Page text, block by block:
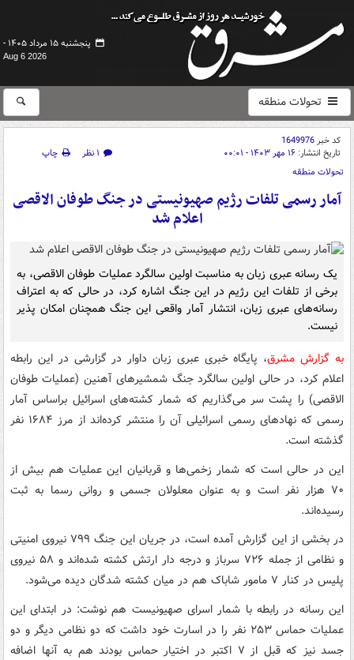
پنجشنبه ۱۵ مرداد ۱۴۰۵ -
Aug 6 2026
تحولات منطقه
کد خبر1649976
تاریخ انتشار: ۱۶ مهر ۱۴۰۳ - ۰۰:۰۱ ۱ نظر
چاپ
تحولات منطقه
آمار رسمی تلفات رژیم صهیونیستی در جنگ طوفان الاقصی
اعلام شد
یک رسانه عبری زبان به مناسبت اولین سالگرد عملیات طوفان الاقصی، به
برخی از تلفات این رژیم در این جنگ اشاره کرد، در حالی که به اعتراف
رسانه‌های عبری زبان، انتشار آمار واقعی این جنگ همچنان امکان پذیر
نیست.
به گزارش مشرق، پایگاه خبری عبری زبان داوار در گزارشی در این رابطه
اعلام کرد، در حالی اولین سالگرد جنگ شمشیرهای آهنین (عملیات طوفان
الاقصی) را پشت سر می‌گذاریم که شمار کشته‌های اسرائیل براساس آمار
رسمی که نهادهای رسمی اسرائیلی آن را منتشر کرده‌اند از مرز ۱۶۸۴ نفر
گذشته است.
این در حالی است که شمار زخمی‌ها و قربانیان این عملیات هم بیش از
۷۰ هزار نفر است و به عنوان معلولان جسمی و روانی رسما به ثبت
رسیده‌اند.
در بخشی از این گزارش آمده است، در جریان این جنگ ۷۹۹ نیروی امنیتی
و نظامی از جمله ۷۲۶ سرباز و درجه دار ارتش کشته شده‌اند و ۵۸ نیروی
پلیس در کنار ۷ مامور شاباک هم در میان کشته شدگان دیده می‌شود.
این رسانه در رابطه با شمار اسرای صهیونیست هم نوشت: در ابتدای این
عملیات حماس ۲۵۳ نفر را در اسارت خود داشت که دو نظامی دیگر و دو
جسد نیز که قبل از ۷ اکتبر در اختیار حماس بودند هم به آنها اضافه